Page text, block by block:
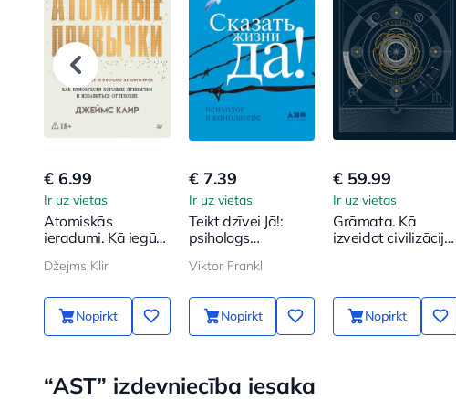
€ 6.99
Ir uz vietas
Atomiskās
ieradumi. Kā iegūt
un atbrīvoties no
Džejms Klir
Nopirkt
€ 7.39
Ir uz vietas
Teikt dzīvei Jā!:
psihologs
nometnē
Viktor Frankl
Nopirkt
€ 59.99
Ir uz vietas
Grāmata. Kā
izveidot civilizāciju
Nopirkt
“AST” izdevniecība iesaka